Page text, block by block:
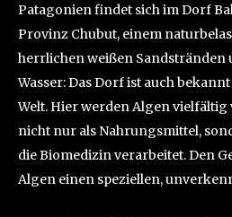
Patagonien findet sich im Dorf
Provinz Chubut, einem
herrlichen weißen
Wasser: Das Dorf ist auch
Welt. Hier werden Algen
nicht nur als Nahrungsmittel,
die Biomedizin verarbeitet. Den
Algen einen speziellen,